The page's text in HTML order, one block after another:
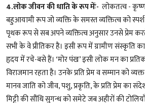
4.लोक जीवन की धाति के रूप मेंः- लोकतत्व -
बहुआयामी रूप जो व्यक्ति के समस्त व्यक्तित्व को
पृथक रूप से सब अपने व्यक्तित्व अनुसार उनसे प्रेम करते
सभी के वे प्रीतिकर है। इसी रूप में ग्रामीण संस्कृति
हृदय में रचे-बसे हैं। ‘मोर पंख’ इसी लोक मन का
विराजमान रहता है। उनके प्रति प्रेम व सम्मान को
मानव जाति को जीव, पशु, प्रकृति, के प्रति प्रेम का
मिट्टी की सौंधि सुगन्ध को समेटे जब अहीरों की